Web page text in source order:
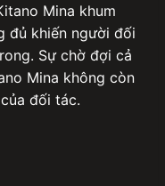
Mina khum
đủ khiến người đối
Sự chờ đợi cả
Mina không còn
đối tác.